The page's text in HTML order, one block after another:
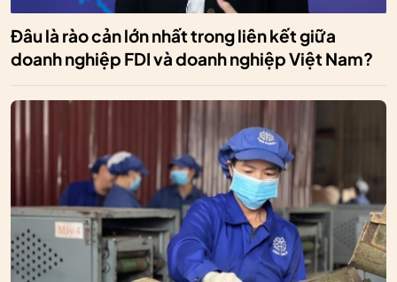
Đâu là rào cản lớn nhất trong liên kết giữa
doanh nghiệp FDI và doanh nghiệp Việt Nam?